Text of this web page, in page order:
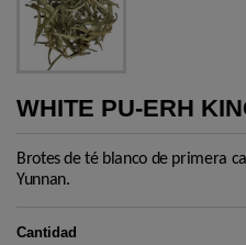
WHITE PU-ERH
Brotes de té blanco de primera
Yunnan.
Cantidad